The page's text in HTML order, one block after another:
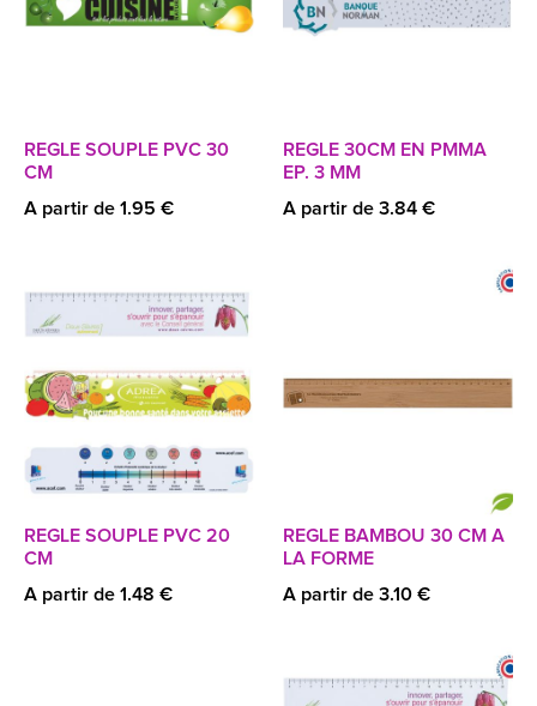
REGLE SOUPLE PVC 30
CM
A partir de 1.95 €
REGLE 30CM EN PMMA
EP. 3 MM
A partir de 3.84 €
REGLE SOUPLE PVC 20
CM
A partir de 1.48 €
REGLE BAMBOU 30 CM A
LA FORME
A partir de 3.10 €